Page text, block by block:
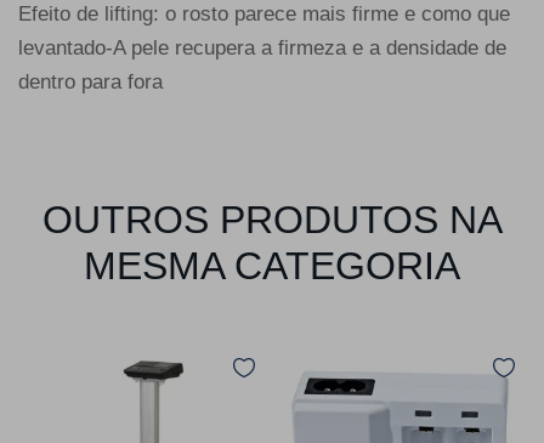
Efeito de lifting: o rosto parece mais firme e como que
levantado-A pele recupera a firmeza e a densidade de
dentro para fora
OUTROS PRODUTOS NA
MESMA CATEGORIA